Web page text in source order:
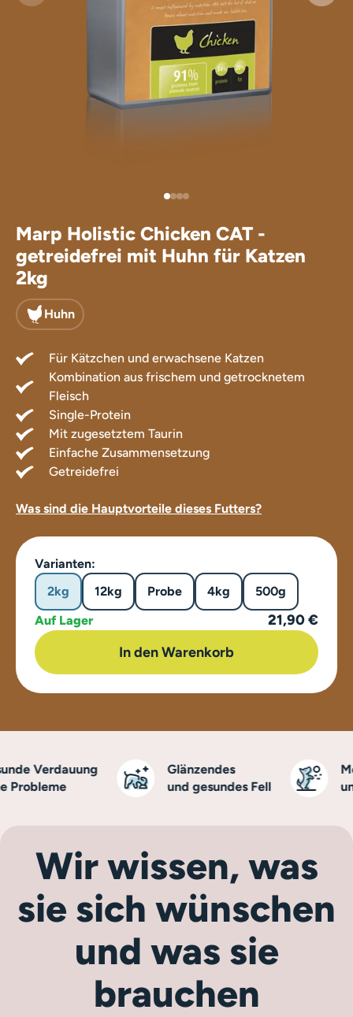
Leckerlis für
Marp Holistic Chicken CAT -
getreidefrei mit Huhn für Katzen
2kg
Huhn
Für Kätzchen und erwachsene Katzen
Kombination aus frischem und getrocknetem
Fleisch
Single-Protein
Mit zugesetztem Taurin
Einfache Zusammensetzung
Getreidefrei
Was sind die Hauptvorteile dieses Futters?
Varianten:
2kg
12kg Probe 4kg
500g
Auf Lager
21,90 €
In den Warenkorb
Verdauung
Glänzendes
und gesundes Fell
Wir wissen, was
sie sich wünschen
und was sie
brauchen